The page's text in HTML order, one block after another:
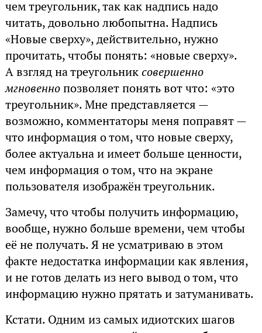
чем треугольник, так как надпись надо
читать, довольно любопытна. Надпись
«Новые сверху», действительно, нужно
прочитать, чтобы понять: «новые сверху».
А взгляд на треугольниксовершенно
мгновеннопозволяет понять вот что: «это
треугольник». Мне представляется —
возможно, комментаторы меня поправят —
что информация о том, что новые сверху,
более актуальна и имеет больше ценности,
чем информация о том, что на экране
пользователя изображён треугольник.
Замечу, что чтобы получить информацию,
вообще, нужно больше времени, чем чтобы
её не получать. Я не усматриваю в этом
факте недостатка информации как явления,
и не готов делать из него вывод о том, что
информацию нужно прятать и затуманивать.
Кстати. Одним из самых идиотских шагов